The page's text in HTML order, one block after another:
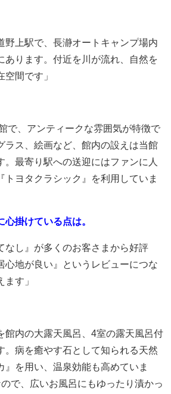
野上駅で、長瀞オートキャンプ場内
あります。付近を川が流れ、自然を
間です」
で、アンティークな雰囲気が特徴で
ラス、絵画など、館内の設えは当館
。最寄り駅への送迎にはファンに人
トヨタクラシック』を利用していま
掛けている点は。
し』が多くのお客さまから好評
心地が良い』というレビューにつな
す」
内の大露天風呂、4室の露天風呂付
。病を癒やす石として知られる天然
』を用い、温泉効能も高めていま
で、広いお風呂にもゆったり漬かっ